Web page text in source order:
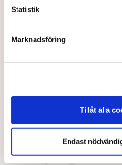
Statistik
Marknadsföring
Tillåt alla
Endast
Rickard Axdorff,
Aktivister har åter
torvbrytningen i